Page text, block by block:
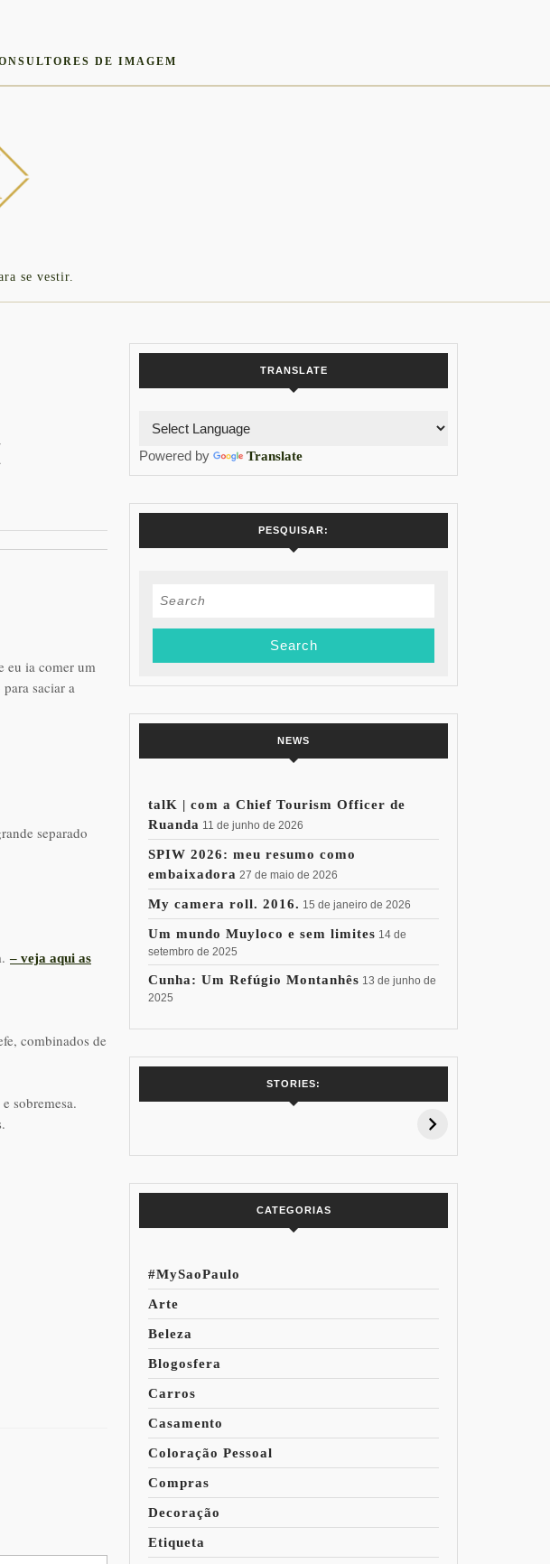
DE IMAGEM
se vestir.
eu ia comer um
saciar a
separado
– veja aqui as
combinados de
sobremesa.
TRANSLATE
Powered by Translate
PESQUISAR:
Search
NEWS
talK | com a Chief Tourism Officer de
Ruanda 11 de junho de 2026
SPIW 2026: meu resumo como
embaixadora 27 de maio de 2026
My camera roll. 2016. 15 de janeiro de 2026
Um mundo Muyloco e sem limites 14 de
setembro de 2025
Cunha: Um Refúgio Montanhês 13 de junho de
2025
STORIES:
7 Vinhos com +
15% de
Pessoal: Os
CATEGORIAS
#MySaoPaulo
Arte
Beleza
Blogosfera
Carros
Casamento
Coloração Pessoal
Compras
Decoração
Etiqueta